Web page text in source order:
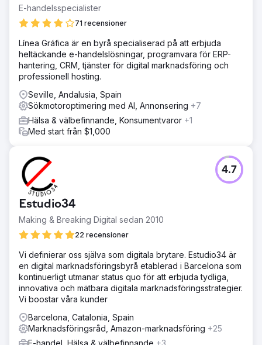
E-handelsspecialister
71 recensioner
Línea Gráfica är en byrå specialiserad på att erbjuda
heltäckande e-handelslösningar, programvara för ERP-
hantering, CRM, tjänster för digital marknadsföring och
professionell hosting.
Seville, Andalusia, Spain
Sökmotoroptimering med AI, Annonsering +7
Hälsa & välbefinnande, Konsumentvaror +1
Med start från $1,000
Estudio34
Making & Breaking Digital sedan 2010
22 recensioner
4.7
Vi definierar oss själva som digitala brytare. Estudio34 är
en digital marknadsföringsbyrå etablerad i Barcelona som
kontinuerligt utmanar status quo för att erbjuda tydliga,
innovativa och mätbara digitala marknadsföringsstrategier.
Vi boostar våra kunder
Barcelona, Catalonia, Spain
Marknadsföringsråd, Amazon-marknadsföring +25
E-handel, Hälsa & välbefinnande +3